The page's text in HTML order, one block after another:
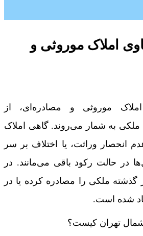
املاک موروثی و
موروثی و مصادره‌ای، از
ملکی به شمار می‌روند. گاهی املاک
انحصار وراثت، یا اختلاف بر سر
در حالت رکود باقی می‌مانند. در
گذشته ملکی را مصادره کرده یا در
شده است.